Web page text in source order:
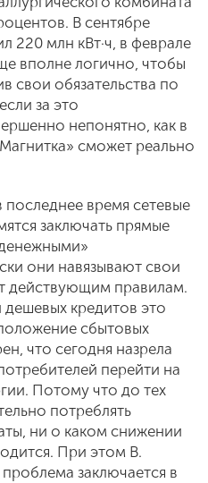
В сентябре
220 млн кВт·ч, в феврале
вполне логично, чтобы
свои обязательства по
за это
непонятно, как в
сможет реально
последнее время сетевые
заключать прямые
они навязывают свои
действующим правилам.
кредитов это
сбытовых
что сегодня назрела
перейти на
Потому что до тех
потреблять
ни о каком снижении
При этом В.
проблема заключается в